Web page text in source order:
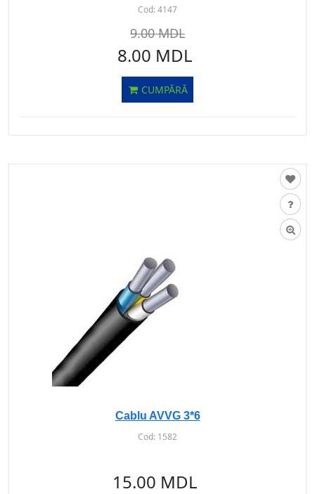
Cod:4147
9.00 MDL
8.00 MDL
CUMPĂRĂ
Cablu AVVG 3*6
Cod: 1582
15.00 MDL